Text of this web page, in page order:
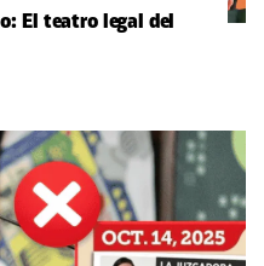
El teatro legal del